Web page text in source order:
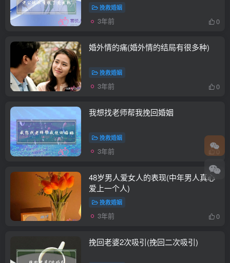
挽救婚姻
3年前 0
婚外情的痛(婚外情的结局有很多种)
挽救婚姻
3年前 0
我想找老师帮我挽回婚姻
挽救婚姻
3年前 0
48岁男人爱女人的表现(中年男人真心
爱上一个人)
挽救婚姻
3年前 0
挽回老婆2次吸引(挽回二次吸引)